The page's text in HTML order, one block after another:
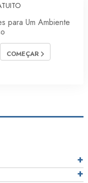
para Um Ambiente
COMEÇAR